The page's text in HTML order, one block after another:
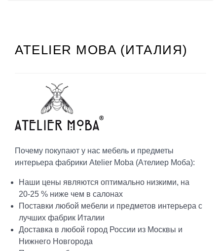
ATELIER MOBA (ИТАЛИЯ)
Почему покупают у нас мебель и предметы
интерьера фабрики Atelier Moba (Ателиер Моба):
Наши цены являются оптимально низкими, на
20-25 % ниже чем в салонах
Поставки любой мебели и предметов интерьера с
лучших фабрик Италии
Доставка в любой город России из Москвы и
Нижнего Новгорода